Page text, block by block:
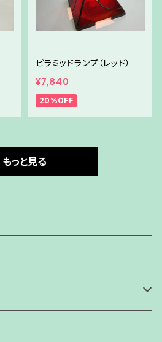
ピラミッドランプ（レッド）
¥7,840
20%OFF
もっと見る